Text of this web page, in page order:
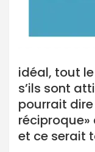
idéal, tout
s’ils sont
pourrait
réciproque»
et ce serait